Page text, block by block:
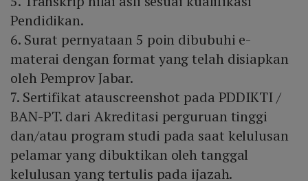
Pendidikan.
6. Surat pernyataan 5 poin dibubuhi e-
materai dengan format yang telah disiapkan
oleh Pemprov Jabar.
7. Sertifikat atauscreenshot pada PDDIKTI /
BAN-PT. dari Akreditasi perguruan tinggi
dan/atau program studi pada saat kelulusan
pelamar yang dibuktikan oleh tanggal
kelulusan yang tertulis pada ijazah.